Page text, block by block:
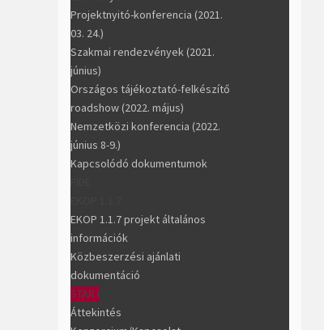
Projektnyitó-konferencia (2021.
03. 24.)
Szakmai rendezvények (2021.
június)
Országos tájékoztató-felkészítő
roadshow (2022. május)
Nemzetközi konferencia (2022.
június 8-9.)
Kapcsolódó dokumentumok
EKOP 1.1.7 projekt általános
információk
Közbeszerzési ajánlati
dokumentáció
STAR I
Áttekintés